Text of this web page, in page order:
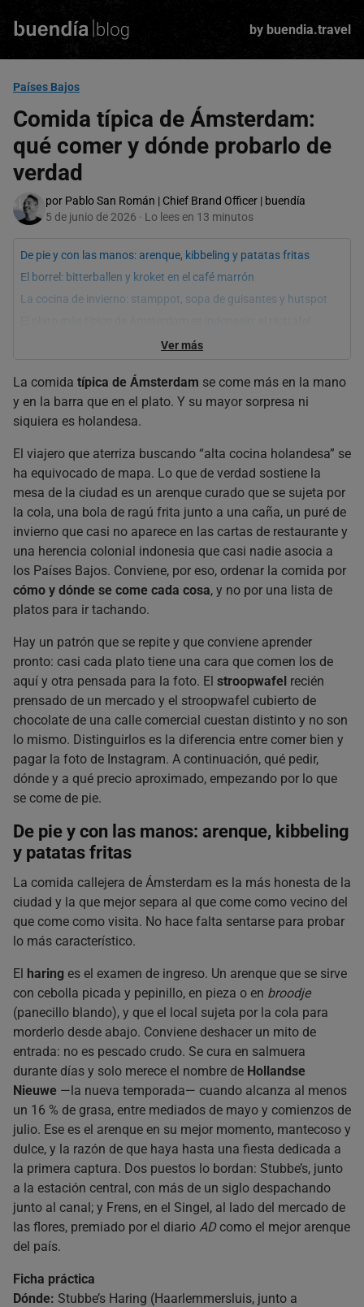
by buendia.travel
Países Bajos
Comida típica de Ámsterdam:
qué comer y dónde probarlo de
verdad
por Pablo San Román | Chief Brand Officer | buendía
5 de junio de 2026 · Lo lees en 13 minutos
De pie y con las manos: arenque, kibbeling y patatas fritas
El borrel: bitterballen y kroket en el café marrón
La cocina de invierno: stamppot, sopa de guisantes y hutspot
El dulce: stroopwafel recién prensado, tortitas y tarta de
Dónde probarlo todo de una vez: los mercados
¿Cuánto cuesta de media comer un plato típico en
Ámsterdam?
¿Hace falta reservar para comer o cenar en Ámsterdam?
¿Hay opciones vegetarianas en la comida típica holandesa?
¿Cuál es el error más común del visitante con la comida de
Ámsterdam?
¿Qué conviene comer según la época del año?
¿Qué dulce holandés merece más la pena?
Ver más
La comida típica de Ámsterdam se come más en la mano
y en la barra que en el plato. Y su mayor sorpresa ni
siquiera es holandesa.
El viajero que aterriza buscando “alta cocina holandesa” se
ha equivocado de mapa. Lo que de verdad sostiene la
mesa de la ciudad es un arenque curado que se sujeta por
la cola, una bola de ragú frita junto a una caña, un puré de
invierno que casi no aparece en las cartas de restaurante y
una herencia colonial indonesia que casi nadie asocia a
los Países Bajos. Conviene, por eso, ordenar la comida por
cómo y dónde se come cada cosa, y no por una lista de
platos para ir tachando.
Hay un patrón que se repite y que conviene aprender
pronto: casi cada plato tiene una cara que comen los de
aquí y otra pensada para la foto. El stroopwafel recién
prensado de un mercado y el stroopwafel cubierto de
chocolate de una calle comercial cuestan distinto y no son
lo mismo. Distinguirlos es la diferencia entre comer bien y
pagar la foto de Instagram. A continuación, qué pedir,
dónde y a qué precio aproximado, empezando por lo que
se come de pie.
De pie y con las manos: arenque, kibbeling
y patatas fritas
La comida callejera de Ámsterdam es la más honesta de la
ciudad y la que mejor separa al que come como vecino del
que come como visita. No hace falta sentarse para probar
lo más característico.
El haring es el examen de ingreso. Un arenque que se sirve
con cebolla picada y pepinillo, en pieza o en broodje
(panecillo blando), y que el local sujeta por la cola para
morderlo desde abajo. Conviene deshacer un mito de
entrada: no es pescado crudo. Se cura en salmuera
durante días y solo merece el nombre de Hollandse
Nieuwe —la nueva temporada— cuando alcanza al menos
un 16 % de grasa, entre mediados de mayo y comienzos de
julio. Ese es el arenque en su mejor momento, mantecoso y
dulce, y la razón de que haya hasta una fiesta dedicada a
la primera captura. Dos puestos lo bordan: Stubbe’s, junto
a la estación central, con más de un siglo despachando
junto al canal; y Frens, en el Singel, al lado del mercado de
las flores, premiado por el diario ADcomo el mejor arenque
del país.
Ficha práctica
Dónde: Stubbe’s Haring (Haarlemmersluis, junto a